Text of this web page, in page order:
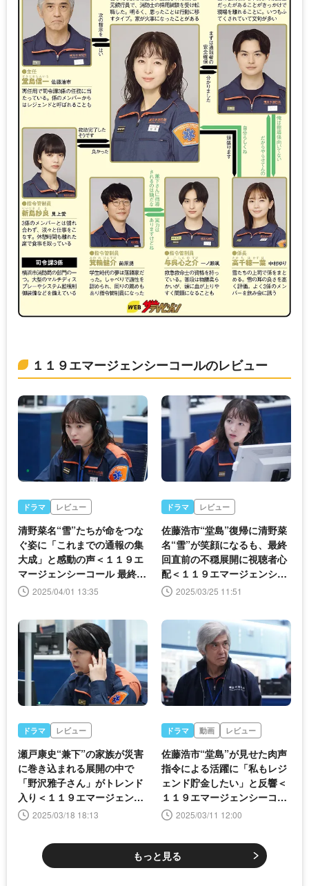
１１９エマージェンシーコールのレビュー
ドラマ レビュー
清野菜名“雪”たちが命をつな
ぐ姿に「これまでの通報の集
大成」と感動の声＜１１９エ
マージェンシーコール 最終回
＞ 2025/04/01 13:35
ドラマ レビュー
佐藤浩市“堂島”復帰に清野菜
名“雪”が笑顔になるも、最終
回直前の不穏展開に視聴者心
配＜１１９エマージェンシー
コール＞
2025/03/25 11:51
ドラマ レビュー
瀬戸康史“兼下”の家族が災害
に巻き込まれる展開の中で
「野沢雅子さん」がトレンド
入り＜１１９エマージェンシ
ーコール＞
2025/03/18 18:13
ドラマ 動画 レビュー
佐藤浩市“堂島”が見せた肉声
指令による活躍に「私もレジ
ェンド貯金したい」と反響＜
１１９エマージェンシーコー
ル＞2025/03/11 12:00
もっと見る